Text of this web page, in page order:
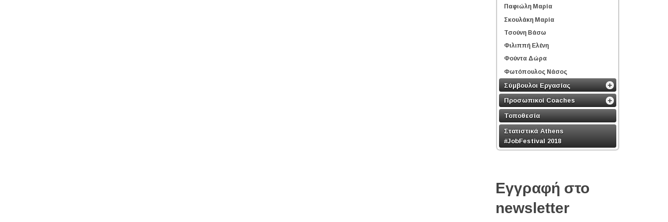
Παφιώλη Μαρία
Σκουλάκη Μαρία
Τσούνη Βάσω
Φιλιππή Ελένη
Φούντα Δώρα
Φωτόπουλος Νάσος
Σύμβουλοι Εργασίας
Προσωπικοί Coaches
Τοποθεσία
Στατιστικά Athens
#JobFestival 2018
Εγγραφή στο
newsletter